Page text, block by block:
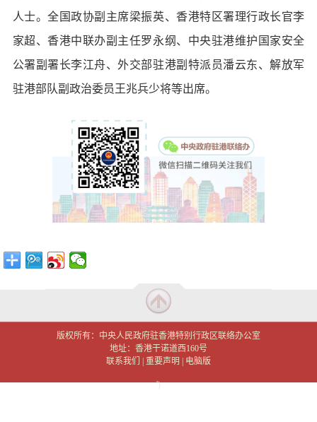
人士。全国政协副主席梁振英、香港特区署理行政长官李
家超、香港中联办副主任罗永纲、中央驻港维护国家安全
公署副署长李江舟、外交部驻港副特派员潘云东、解放军
驻港部队副政治委员王兆兵少将等出席。
版权所有：中央人民政府驻香港特别行政区联络办公室
地址：香港干诺道西160号
联系我们
重要声明 电脑版
')